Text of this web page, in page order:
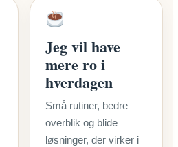
Jeg vil have
mere ro i
hverdagen
Små rutiner, bedre
overblik og blide
løsninger, der virker i